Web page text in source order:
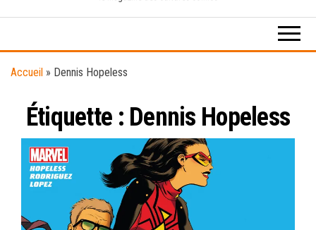
Accueil » Dennis Hopeless
Étiquette : Dennis Hopeless